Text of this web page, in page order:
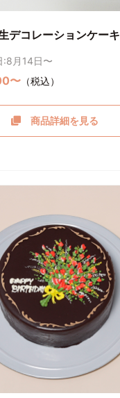
デコレーションケーキ
:8月14日〜
〜 （税込）
商品詳細を見る